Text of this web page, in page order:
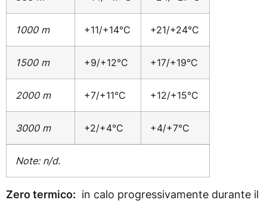
1000 m +11/+14°C +21/+24°C
1500 m +9/+12°C +17/+19°C
2000 m +7/+11°C +12/+15°C
3000 m +2/+4°C +4/+7°C
Note: n/d.
Zero termico: in calo progressivamente durante il